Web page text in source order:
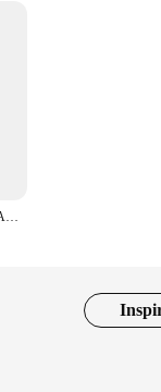
Relógio Inteligente Microwear Amoled para Homens e Mulheres, Chamada Bluetooth, Frequência Cardíaca, Jogo NFC, Bússola OS10, W99 Plus, 1GB, 45mm, 2.0"